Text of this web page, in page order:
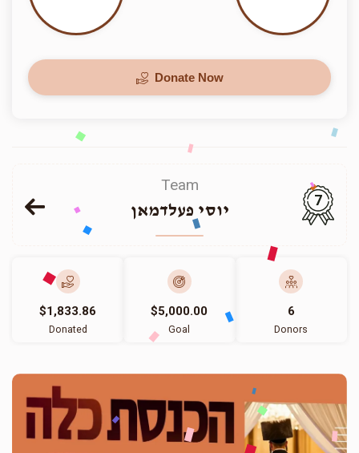
Donate Now
Team
יוסי פעלדמאן
7
$1,833.86
Donated
$5,000.00
Goal
6
Donors